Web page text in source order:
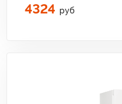
4324 руб